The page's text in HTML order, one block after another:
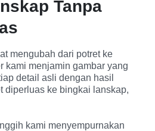
Tanpa
mengubah dari potret ke
kami menjamin gambar yang
detail asli dengan hasil
diperluas ke bingkai lanskap,
kami menyempurnakan